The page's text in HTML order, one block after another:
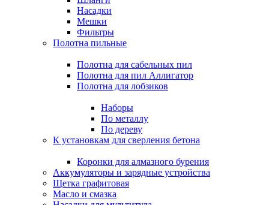
Насадки
Мешки
Фильтры
Полотна пильные
Полотна для сабельных пил
Полотна для пил Аллигатор
Полотна для лобзиков
Наборы
По металлу
По дереву
К установкам для сверления бетона
Коронки для алмазного бурения
Аккумуляторы и зарядные устройства
Щетка графитовая
Масло и смазка